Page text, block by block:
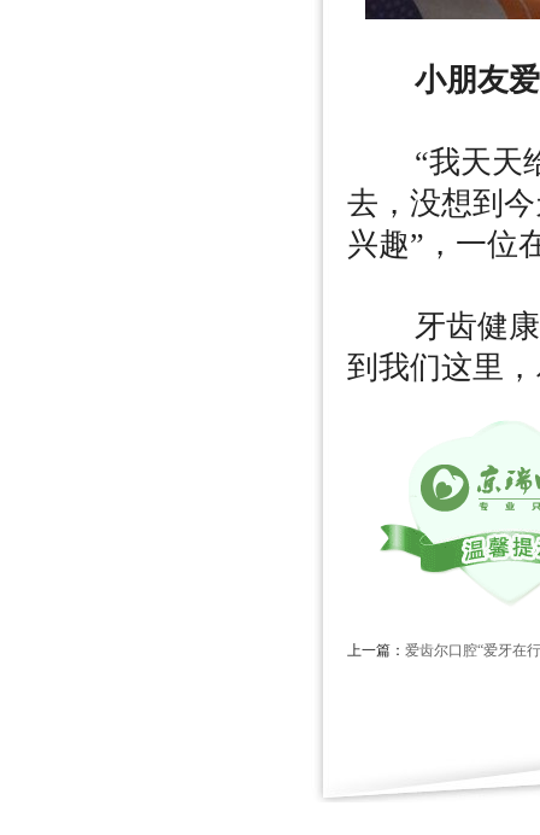
小朋友爱
“我天天给
去，没想到
兴趣”，一位
牙齿健康
到我们这里
上一篇： 爱齿尔口腔“爱牙在